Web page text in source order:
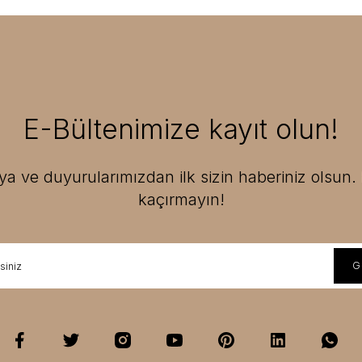
E-Bültenimize kayıt olun!
ve duyurularımızdan ilk sizin haberiniz olsun.
kaçırmayın!